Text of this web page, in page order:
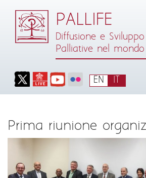
PALLIFE
Diffusione e
Palliative nel mondo
IT
EN
Prima riunione